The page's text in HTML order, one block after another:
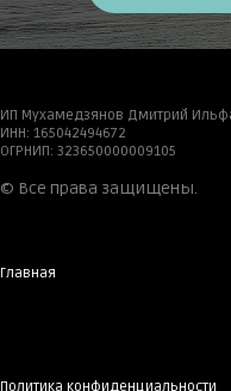
ИП Мухамедзянов Дмитрий
ИНН: 165042494672
ОГРНИП: 323650000009105
© Все права защищены.
Главная
Политика конфиденциальности